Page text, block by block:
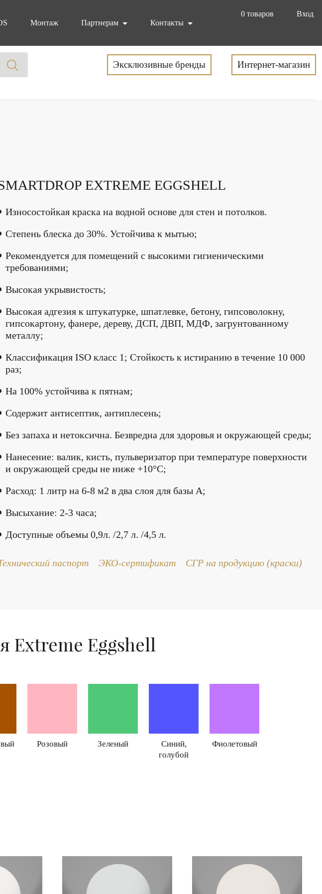
0 товаров
Вход
Монтаж Партнерам Контакты
Эксклюзивные бренды Интернет-магазин
EXTREME EGGSHELL
Износостойкая краска на водной основе для стен и потолков.
Степень блеска до 30%. Устойчива к мытью;
Рекомендуется для помещений с высокими гигиеническими
требованиями;
Высокая укрывистость;
Высокая адгезия к штукатурке, шпатлевке, бетону, гипсоволокну,
гипсокартону, фанере, дереву, ДСП, ДВП, МДФ, загрунтованному
металлу;
Классификация ISO класс 1; Стойкость к истиранию в течение 10 000
раз;
На 100% устойчива к пятнам;
Содержит антисептик, антиплесень;
Без запаха и нетоксична. Безвредна для здоровья и окружающей среды;
Нанесение: валик, кисть, пульверизатор при температуре поверхности
и окружающей среды не ниже +10°С;
Расход: 1 литр на 6-8 м2 в два слоя для базы А;
Высыхание: 2-3 часа;
Доступные объемы 0,9л. /2,7 л. /4,5 л.
паспорт ЭКО-сертификат СГР на продукцию (краски)
Extreme Eggshell
Розовый Зеленый
Синий,
голубой
Фиолетовый